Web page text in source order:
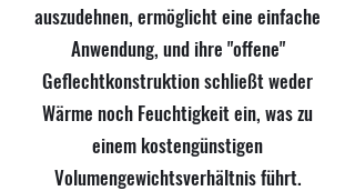
auszudehnen, ermöglicht eine einfache
Anwendung, und ihre "offene"
Geflechtkonstruktion schließt weder
Wärme noch Feuchtigkeit ein, was zu
einem kostengünstigen
Volumengewichtsverhältnis führt.